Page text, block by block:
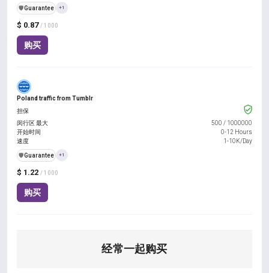
$ 0.87 / 1000
购买
️🛡️Guarantee +1
Poland traffic from Tumblr
$ 1.22 / 1000
购买
担保
闵行区 最大
500 / 1000000
开始时间
0-12 Hours
速度
1-10K/Day
️🛡️Guarantee +1
经常一起购买